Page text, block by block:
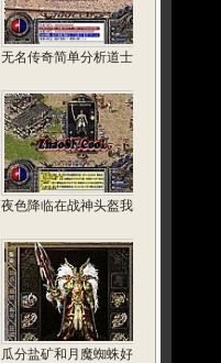
无名传奇简单分析道士
夜色降临在战神头盔我
瓜分盐矿和月魔蜘蛛好